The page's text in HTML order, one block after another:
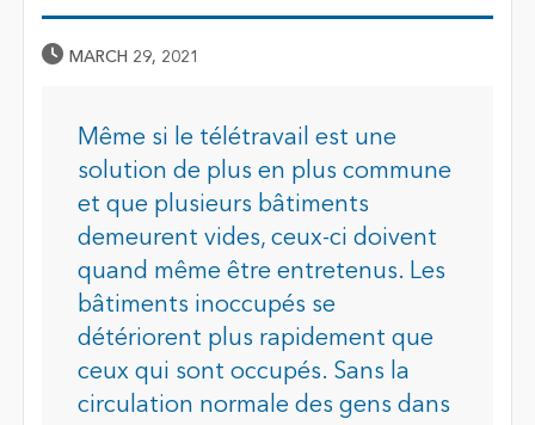
Published Date
MARCH 29, 2021
Même si le télétravail est une
solution de plus en plus commune
et que plusieurs bâtiments
demeurent vides, ceux-ci doivent
quand même être entretenus. Les
bâtiments inoccupés se
détériorent plus rapidement que
ceux qui sont occupés. Sans la
circulation normale des gens dans